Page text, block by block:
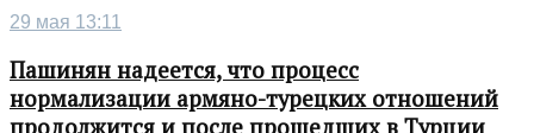
29 мая 13:11
Пашинян надеется, что процесс
нормализации армяно-турецких отношений
продолжится и после прошедших в Турции